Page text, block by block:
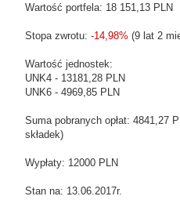
Wartość portfela: 18 151,13 PLN
Stopa zwrotu:-14,98% (9 lat 2
Wartość jednostek:
UNK4 - 13181,28 PLN
UNK6 - 4969,85 PLN
Suma pobranych opłat: 4841,27
składek)
Wypłaty: 12000 PLN
Stan na: 13.06.2017r.